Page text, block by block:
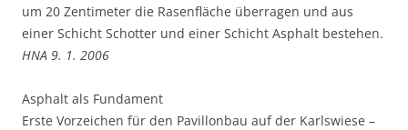
um 20 Zentimeter die Rasenfläche überragen und aus
einer Schicht Schotter und einer Schicht Asphalt bestehen.
HNA 9. 1. 2006
Asphalt als Fundament
Erste Vorzeichen für den Pavillonbau auf der Karlswiese –